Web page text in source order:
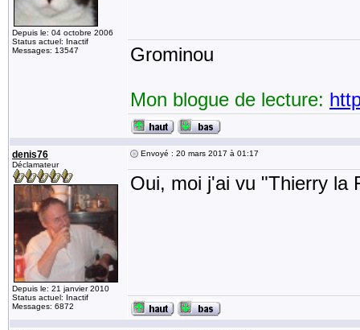
Depuis le: 04 octobre 2006
Status actuel: Inactif
Messages: 13547
Grominou
Mon blogue de lecture:
denis76
Déclamateur
Depuis le: 21 janvier 2010
Status actuel: Inactif
Messages: 6872
Envoyé : 20 mars 2017 à 01:17
Oui, moi j'ai vu "Thierry la